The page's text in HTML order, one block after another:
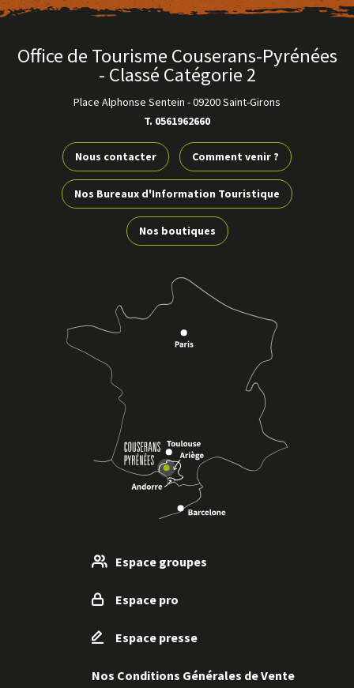
Skycircuitvélo
SAINT-LIZIER
Office de Tourisme Couserans-Pyrénées
- Classé Catégorie 2
Place Alphonse Sentein -09200 Saint-Girons
T. 0561962660
Nous contacter Comment venir ?
Nos Bureaux d'Information Touristique
Nos boutiques
Espace groupes
Espace pro
Espace presse
Nos Conditions Générales de Vente